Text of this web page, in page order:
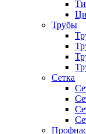
Трубы
Сетка